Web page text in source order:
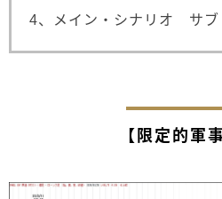
4、メイン・シナリオ サブ
【限定的軍